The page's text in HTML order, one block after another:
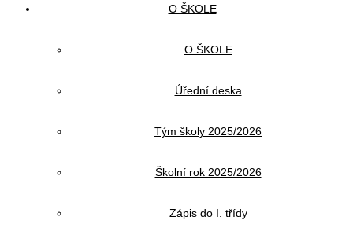
O ŠKOLE
O ŠKOLE
Úřední deska
Tým školy 2025/2026
Školní rok 2025/2026
Zápis do I. třídy